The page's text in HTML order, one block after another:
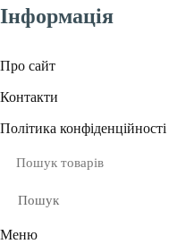
Інформація
Про сайт
Контакти
Політика конфіденційності
Пошук
Меню